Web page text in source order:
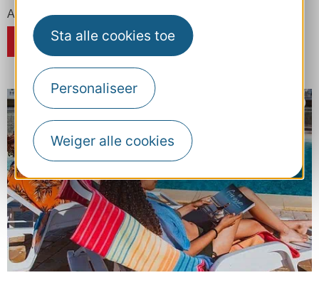
Sta alle cookies toe
Personaliseer
Weiger alle cookies
Accommodatie capaciteit : 343 personnes
RESERVEREN